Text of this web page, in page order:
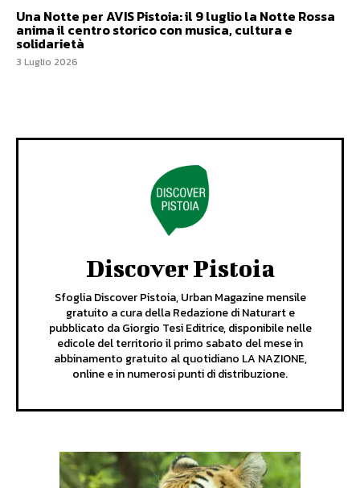
Una Notte per AVIS Pistoia: il 9 luglio la Notte Rossa
anima il centro storico con musica, cultura e
solidarietà
3 Luglio 2026
Discover Pistoia
Sfoglia Discover Pistoia, Urban Magazine mensile
gratuito a cura della Redazione di Naturart e
pubblicato da Giorgio Tesi Editrice, disponibile nelle
edicole del territorio il primo sabato del mese in
abbinamento gratuito al quotidiano LA NAZIONE,
online e in numerosi punti di distribuzione.